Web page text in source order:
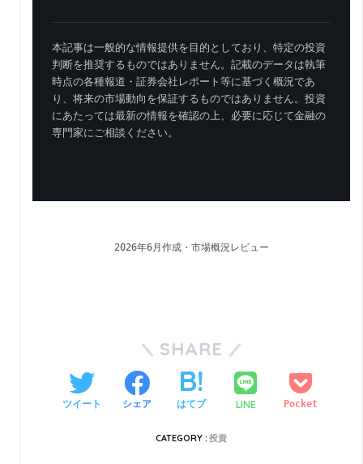
本記事は一般的な情報提供を目的としており、特定の投資
判断を推奨するものではありません。記載のデータは執筆
時点の各種報道・証券会社レポート等に基づく概況であ
り、将来の市場動向を保証するものではありません。投資
にあたっては最新の情報を確認の上、必要に応じて金融の
専門家にご相談ください。
2026年6月作成・市場概況レビュー
SHARE
ツイート シェア はてブ LINE Pocket
CATEGORY : 投資